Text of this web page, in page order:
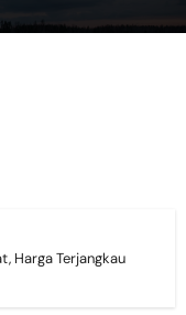
Harga Terjangkau